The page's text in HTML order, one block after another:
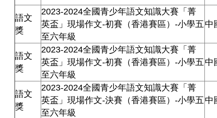
語文
獎
2023-2024全國青少年語文知識大賽「菁
英盃」現場作文-初賽（香港賽區）-小學五
至六年級
中
語文
獎
2023-2024全國青少年語文知識大賽「菁
英盃」現場作文-初賽（香港賽區）-小學五
至六年級
中
語文
獎
2023-2024全國青少年語文知識大賽「菁
英盃」現場作文-決賽（香港賽區）-小學五
至六年級
中